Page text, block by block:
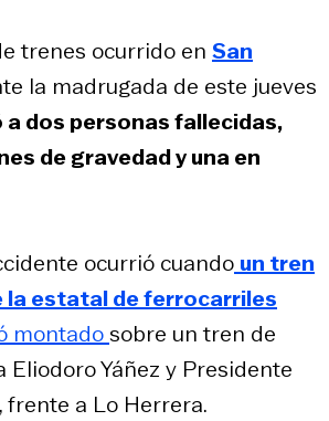
trenes ocurrido en San
la madrugada de este jueves
a dos personas fallecidas,
de gravedad y una en
ocurrió cuando un tren
la estatal de ferrocarriles
montadosobre un tren de
Eliodoro Yáñez y Presidente
frente a Lo Herrera.